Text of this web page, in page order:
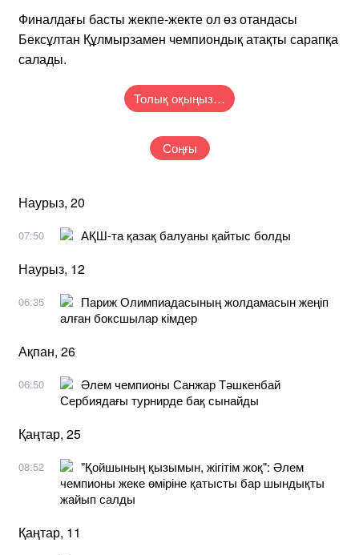
Финалдағы басты жекпе-жекте ол өз отандасы
Бексұлтан Құлмырзамен чемпиондық атақты сарапқа
салады.
Толық оқыңыз…
Соңғы
Наурыз, 20
07:50 АҚШ-та қазақ балуаны қайтыс болды
Наурыз, 12
06:35
Париж Олимпиадасының жолдамасын жеңіп
алған боксшылар кімдер
Ақпан, 26
06:50
Әлем чемпионы Санжар Тәшкенбай
Сербиядағы турнирде бақ сынайды
Қаңтар, 25
08:52
"Қойшының қызымын, жігітім жоқ": Әлем
чемпионы жеке өміріне қатысты бар шындықты
жайып салды
Қаңтар, 11